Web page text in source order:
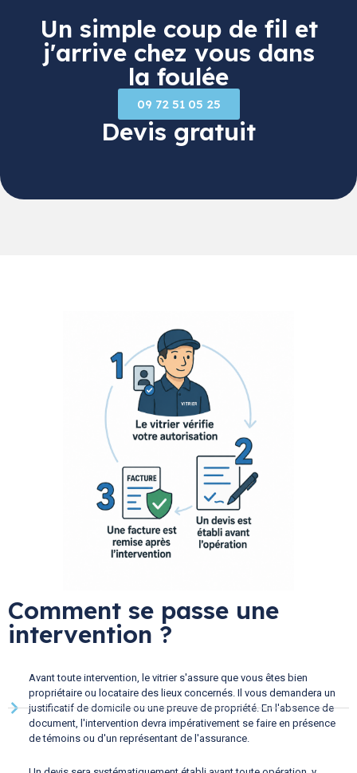
Un simple coup de fil et
j'arrive chez vous dans
la foulée
09 72 51 05 25
Devis gratuit
Comment se passe une
intervention ?
Avant toute intervention, le vitrier s'assure que vous êtes bien
propriétaire ou locataire des lieux concernés. Il vous demandera un
justificatif de domicile ou une preuve de propriété. En l'absence de
document, l'intervention devra impérativement se faire en présence
de témoins ou d'un représentant de l'assurance.